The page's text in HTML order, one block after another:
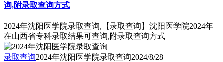
询,附录取查询方式
2024年沈阳医学院录取查询,【录取查询】沈阳医学院2024年
在山西省专科录取结果可查询,附录取查询方式
录取查询2024年沈阳医学院录取查询2024/8/28